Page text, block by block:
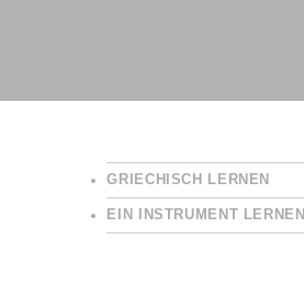
GRIECHISCH LERNEN
EIN INSTRUMENT LERNEN